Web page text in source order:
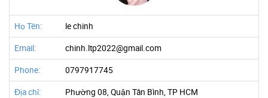
Họ Tên: le chinh
Email: chinh.ltp2022@gmail.com
Phone: 0797917745
Địa chỉ: Phường 08, Quận Tân Bình, TP HCM